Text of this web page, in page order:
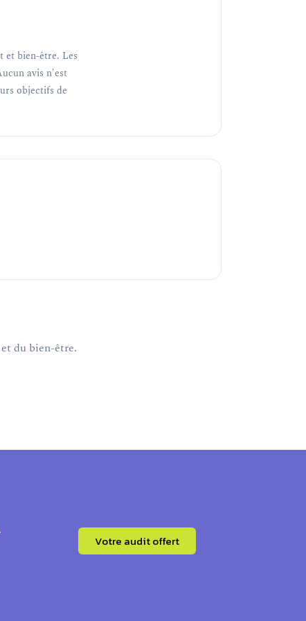
et bien-être. Les
avis n'est
objectifs de
du bien-être.
Votre audit offert